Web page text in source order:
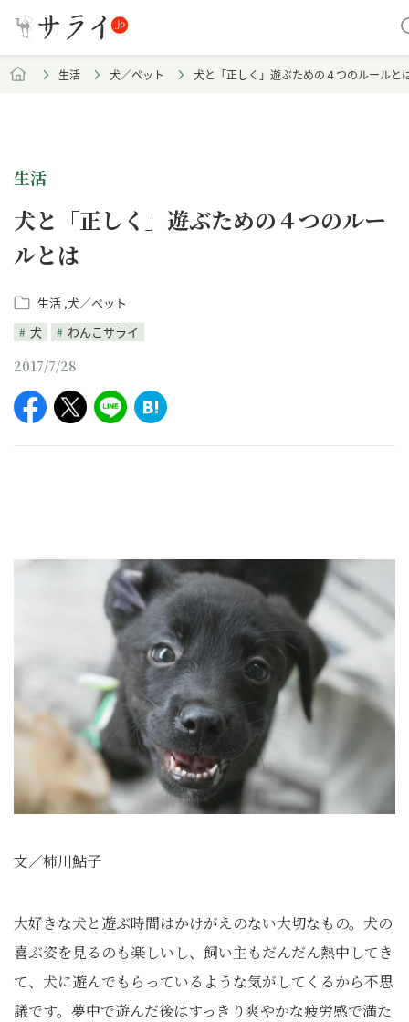
生活 犬／ペット 犬と「正しく」遊ぶための４つのルールと
生活
犬と「正しく」遊ぶための４つのルー
ルとは
生活 犬／ペット
犬
わんこサライ
2017/7/28
文／柿川鮎子
大好きな犬と遊ぶ時間はかけがえのない大切なもの。犬の
喜ぶ姿を見るのも楽しいし、飼い主もだんだん熱中してき
て、犬に遊んでもらっているような気がしてくるから不思
議です。夢中で遊んだ後はすっきり爽やかな疲労感で満た